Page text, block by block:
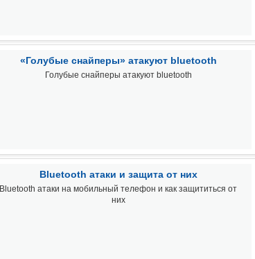
«Голубые снайперы» атакуют bluetooth
Голубые снайперы атакуют bluetooth
Bluetooth атаки и защита от них
Bluetooth атаки на мобильный телефон и как защититься от
них